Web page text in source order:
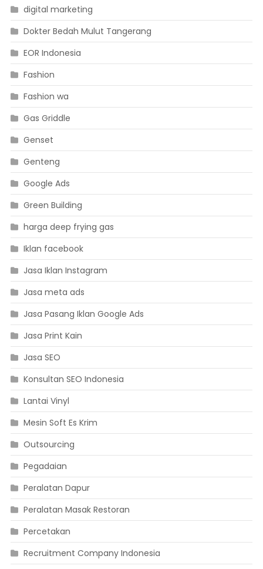
digital marketing
Dokter Bedah Mulut Tangerang
EOR Indonesia
Fashion
Fashion wa
Gas Griddle
Genset
Genteng
Google Ads
Green Building
harga deep frying gas
Iklan facebook
Jasa Iklan Instagram
Jasa meta ads
Jasa Pasang Iklan Google Ads
Jasa Print Kain
Jasa SEO
Konsultan SEO Indonesia
Lantai Vinyl
Mesin Soft Es Krim
Outsourcing
Pegadaian
Peralatan Dapur
Peralatan Masak Restoran
Percetakan
Recruitment Company Indonesia